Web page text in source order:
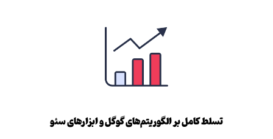
تسلط کامل بر الگوریتم‌های گوگل و ابزارهای سئو